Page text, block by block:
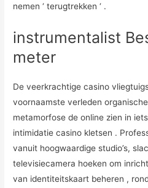
nemen ‘ terugtrekken ‘ .
instrumentalist
meter
De veerkrachtige casino
voornaamste verleden
metamorfose de online zien in
intimidatie casino kletsen .
vanuit hoogwaardige studio’s,
televisiecamera hoeken om
van identiteitskaart beheren ,